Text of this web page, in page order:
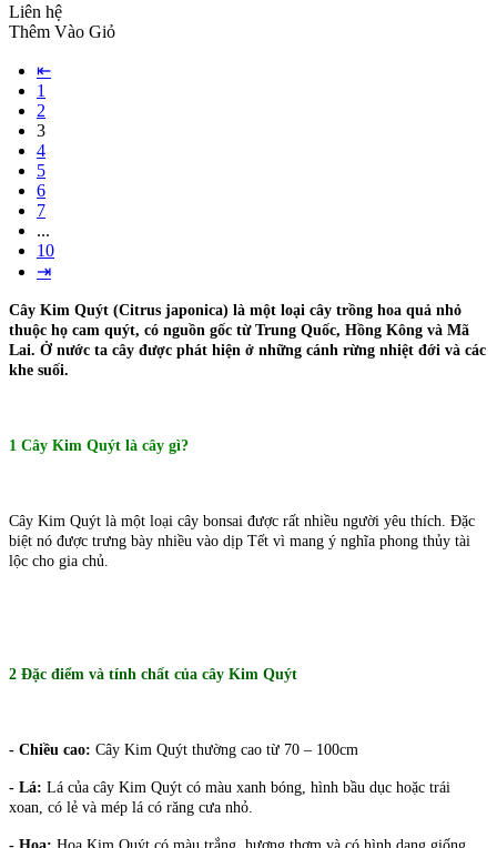
Liên hệ
Thêm Vào Giỏ
⇤
1
2
3
4
5
6
7
...
10
⇥
Cây Kim Quýt (Citrus japonica) là một loại cây trồng hoa quả nhỏ
thuộc họ cam quýt, có nguồn gốc từ Trung Quốc, Hồng Kông và Mã
Lai. Ở nước ta cây được phát hiện ở những cánh rừng nhiệt đới và các
khe suối.
1 Cây Kim Quýt là cây gì?
Cây Kim Quýt là một loại cây bonsai được rất nhiều người yêu thích. Đặc
biệt nó được trưng bày nhiều vào dịp Tết vì mang ý nghĩa phong thủy tài
lộc cho gia chủ.
2 Đặc điểm và tính chất của cây Kim Quýt
- Chiều cao: Cây Kim Quýt thường cao từ 70 – 100cm
- Lá: Lá của cây Kim Quýt có màu xanh bóng, hình bầu dục hoặc trái
xoan, có lẻ và mép lá có răng cưa nhỏ.